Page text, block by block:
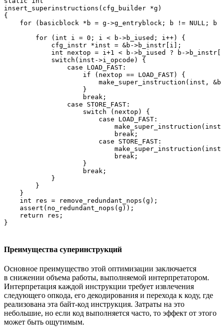
insert_superinstructions(cfg_builder *g)
{
for (basicblock *b = g->g_entryblock; b != NULL; b
        for (int i = 0; i < b->b_iused; i++) {
            cfg_instr *inst = &b->b_instr[i];
int nextop = i+1 < b->b_iused ? b-
            switch(inst->i_opcode) {
                case LOAD_FAST:
                    if (nextop == LOAD_FAST) {
make_super_instruction(inst,
                    }
                    break;
                case STORE_FAST:
                    switch (nextop) {
                        case LOAD_FAST:
                            break;
                        case STORE_FAST:
                            break;
                    }
                    break;
            }
        }
    }
    int res = remove_redundant_nops(g);
    assert(no_redundant_nops(g));
    return res;
}
Преимущества суперинструкций
Основное преимущество этой оптимизации заключается
в снижении объема работы, выполняемой интерпретатором.
Интерпретация каждой инструкции требует извлечения
следующего опкода, его декодирования и перехода к коду, где
реализована эта байт‑код инструкция. Затраты на это
небольшие, но если код выполняется часто, то эффект от этого
может быть ощутимым.